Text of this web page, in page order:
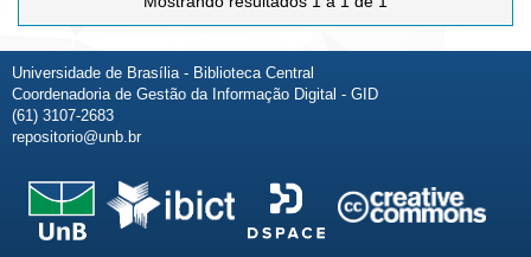
Universidade de Brasília - Biblioteca Central
Coordenadoria de Gestão da Informação Digital - GID
(61) 3107-2683
repositorio@unb.br